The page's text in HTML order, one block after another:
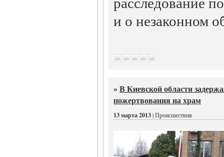
и о незаконном
»В Киевской области
пожертвования на храм
13 марта 2013| Происшествия